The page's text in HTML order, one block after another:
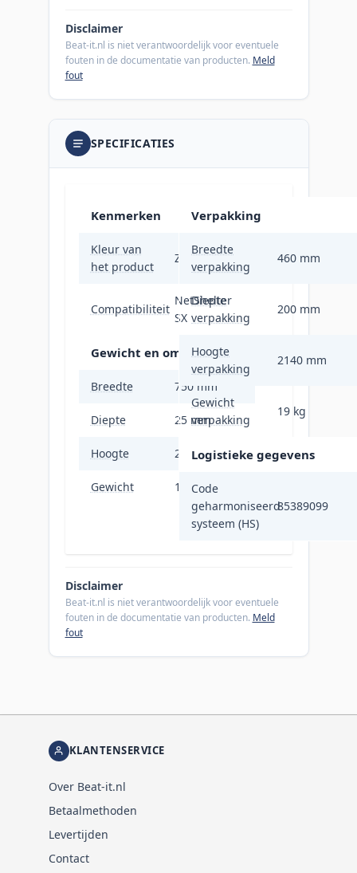
Disclaimer
Beat-it.nl is niet verantwoordelijk voor eventuele
fouten in de documentatie van producten. Meld
fout
SPECIFICATIES
Kenmerken
Kleur van
het product
Zwart
Compatibiliteit
NetShelter
SX
Gewicht en omvang
Breedte 750 mm
Diepte 25 mm
Hoogte 2044 mm
Gewicht 14 kg
Verpakking
Breedte
verpakking
460 mm
Diepte
verpakking
200 mm
Hoogte
verpakking
2140 mm
Gewicht
verpakking
19 kg
Logistieke gegevens
Code
geharmoniseerd
systeem (HS)
85389099
Disclaimer
Beat-it.nl is niet verantwoordelijk voor eventuele
fouten in de documentatie van producten. Meld
fout
KLANTENSERVICE
Over Beat-it.nl
Betaalmethoden
Levertijden
Contact